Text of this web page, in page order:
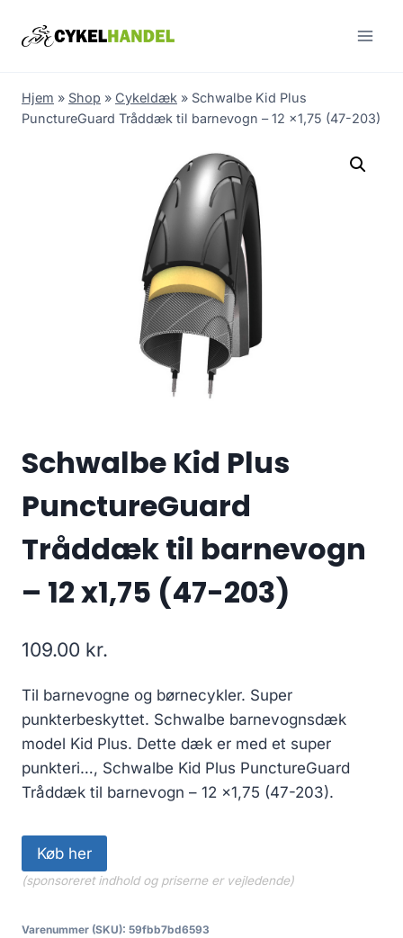
Hjem » Shop » Cykeldæk » Schwalbe Kid Plus
PunctureGuard Tråddæk til barnevogn – 12 x1,75 (47-203)
Schwalbe Kid Plus
PunctureGuard
Tråddæk til barnevogn
– 12 x1,75 (47-203)
109.00 kr.
Til barnevogne og børnecykler. Super
punkterbeskyttet. Schwalbe barnevognsdæk
model Kid Plus. Dette dæk er med et super
punkteri…, Schwalbe Kid Plus PunctureGuard
Tråddæk til barnevogn – 12 x1,75 (47-203).
Køb her
(sponsoreret indhold og priserne er vejledende)
Varenummer (SKU): 59fbb7bd6593